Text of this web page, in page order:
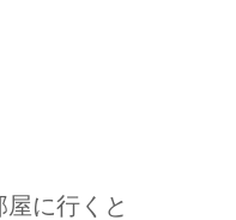
に行くと